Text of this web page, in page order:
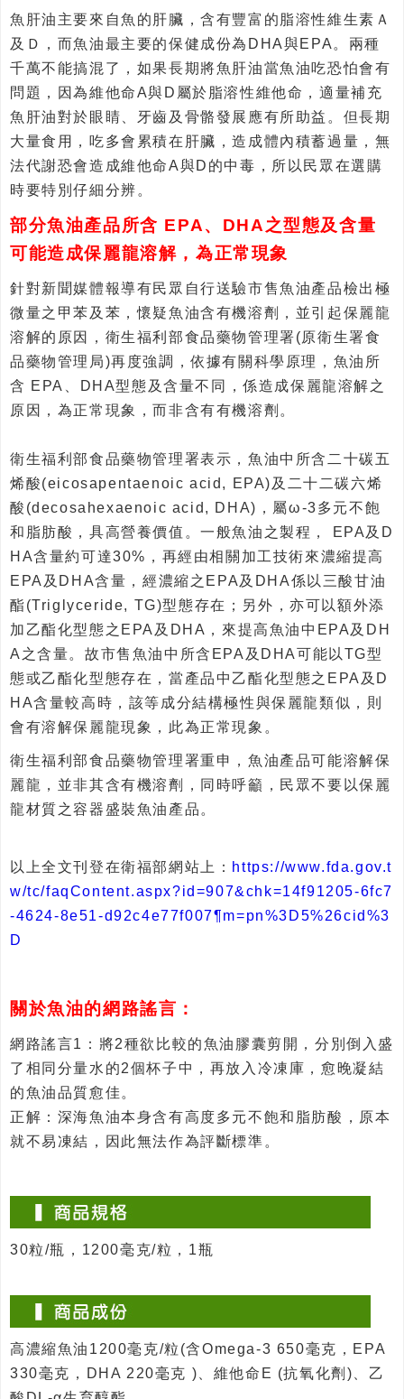
魚肝油主要來自魚的肝臟，含有豐富的脂溶性維生素Ａ
及Ｄ，而魚油最主要的保健成份為DHA與EPA。兩種
千萬不能搞混了，如果長期將魚肝油當魚油吃恐怕會有
問題，因為維他命A與D屬於脂溶性維他命，適量補充
魚肝油對於眼睛、牙齒及骨骼發展應有所助益。但長期
大量食用，吃多會累積在肝臟，造成體內積蓄過量，無
法代謝恐會造成維他命A與D的中毒，所以民眾在選購
時要特別仔細分辨。
部分魚油產品所含 EPA、DHA之型態及含量
可能造成保麗龍溶解，為正常現象
針對新聞媒體報導有民眾自行送驗市售魚油產品檢出極
微量之甲苯及苯，懷疑魚油含有機溶劑，並引起保麗龍
溶解的原因，衛生福利部食品藥物管理署(原衛生署食
品藥物管理局)再度強調，依據有關科學原理，魚油所
含 EPA、DHA型態及含量不同，係造成保麗龍溶解之
原因，為正常現象，而非含有有機溶劑。
衛生福利部食品藥物管理署表示，魚油中所含二十碳五
烯酸(eicosapentaenoic acid, EPA)及二十二碳六烯
酸(decosahexaenoic acid, DHA)，屬ω-3多元不飽
和脂肪酸，具高營養價值。一般魚油之製程， EPA及D
HA含量約可達30%，再經由相關加工技術來濃縮提高
EPA及DHA含量，經濃縮之EPA及DHA係以三酸甘油
酯(Triglyceride, TG)型態存在；另外，亦可以額外添
加乙酯化型態之EPA及DHA，來提高魚油中EPA及DH
A之含量。故市售魚油中所含EPA及DHA可能以TG型
態或乙酯化型態存在，當產品中乙酯化型態之EPA及D
HA含量較高時，該等成分結構極性與保麗龍類似，則
會有溶解保麗龍現象，此為正常現象。
衛生福利部食品藥物管理署重申，魚油產品可能溶解保
麗龍，並非其含有機溶劑，同時呼籲，民眾不要以保麗
龍材質之容器盛裝魚油產品。
以上全文刊登在衛福部網站上： https://www.fda.gov.t
w/tc/faqContent.aspx?id=907&chk=14f91205-6fc7
-4624-8e51-d92c4e77f007¶m=pn%3D5%26cid%3
D
關於魚油的網路謠言：
網路謠言1：將2種欲比較的魚油膠囊剪開，分別倒入盛
了相同分量水的2個杯子中，再放入冷凍庫，愈晚凝結
的魚油品質愈佳。
正解：深海魚油本身含有高度多元不飽和脂肪酸，原本
就不易凍結，因此無法作為評斷標準。
30粒/瓶，1200毫克/粒，1瓶
高濃縮魚油1200毫克/粒(含Omega-3 650毫克，EPA
330毫克，DHA 220毫克 )、維他命E (抗氧化劑)、乙